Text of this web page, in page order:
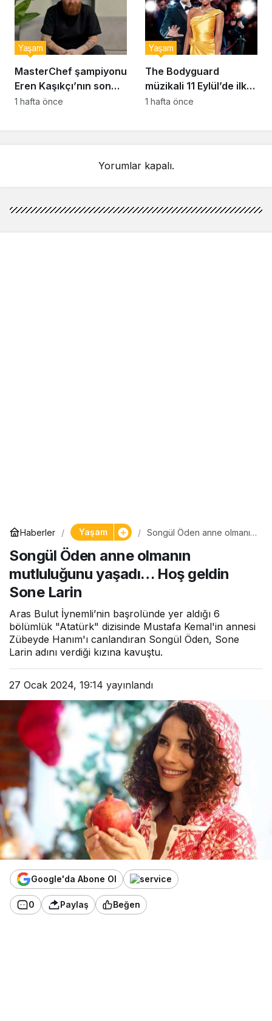
MasterChef şampiyonu
Eren Kaşıkçı’nın son
anlarındaki kahreden
Yaşam
1 hafta önce
The Bodyguard
müzikali 11 Eylül’de ilk
kez Türkiye’de
Yaşam
1 hafta önce
Yorumlar kapalı.
Haberler Yaşam
Songül Öden anne olmanın
geldin Sone Larin
Songül Öden anne olmanın
mutluluğunu yaşadı… Hoş geldin
Sone Larin
Aras Bulut İynemli’nin başrolünde yer aldığı 6
bölümlük "Atatürk" dizisinde Mustafa Kemal'in annesi
Zübeyde Hanım'ı canlandıran Songül Öden, Sone
Larin adını verdiği kızına kavuştu.
27 Ocak 2024, 19:14 yayınlandı
Google'da Abone Ol
0 Paylaş Beğen